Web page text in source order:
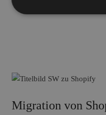
Migration von